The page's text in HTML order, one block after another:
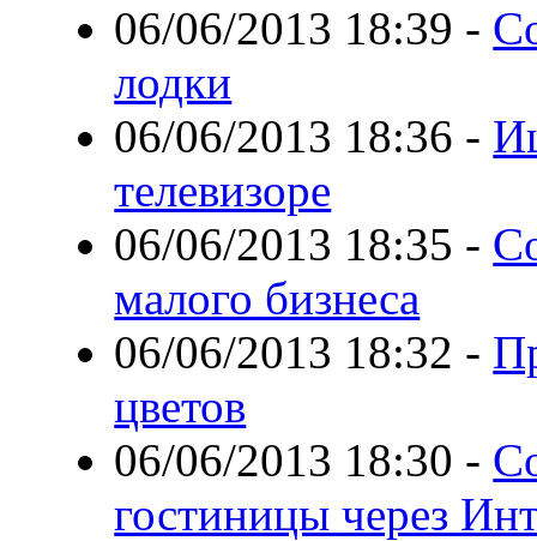
06/06/2013 18:39 -
лодки
06/06/2013 18:36 -
телевизоре
06/06/2013 18:35 -
малого бизнеса
06/06/2013 18:32 -
цветов
06/06/2013 18:30 -
гостиницы через